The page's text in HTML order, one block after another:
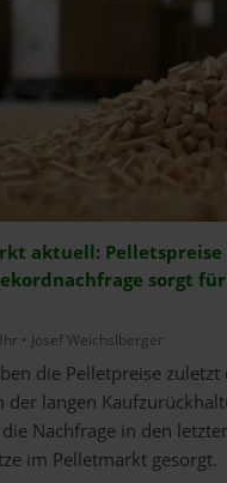
aktuell: Pelletspreise
sorgt
• Josef Weichslberger
die Pelletpreise zuletzt
der langen
Nachfrage in den
im Pelletmarkt gesorgt.